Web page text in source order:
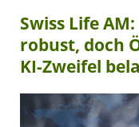
Swiss Life
robust, doch
KI-Zweifel